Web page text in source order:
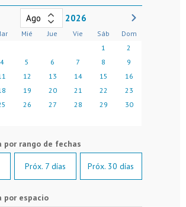
2026
Mié Jue Vie Sáb
Dom
1
2
4 5 6 7 8
9
12 13 14 15
16
19 20 21 22
23
26 27 28 29
30
Próx. 7 días Próx. 30 días
por espacio